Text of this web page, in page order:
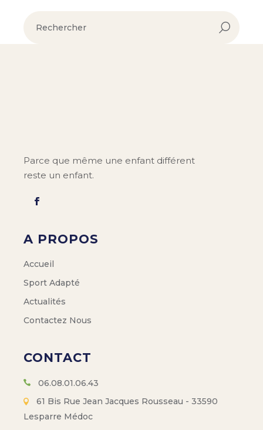
Parce que même une enfant différent
reste un enfant.
A PROPOS
Accueil
Sport Adapté
Actualités
Contactez Nous
CONTACT
06.08.01.06.43
61 Bis Rue Jean Jacques Rousseau - 33590
Lesparre Médoc